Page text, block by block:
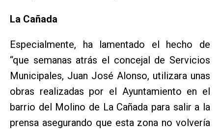
La Cañada
Especialmente, ha lamentado el hecho de
“que semanas atrás el concejal de Servicios
Municipales, Juan José Alonso, utilizara unas
obras realizadas por el Ayuntamiento en el
barrio del Molino de La Cañada para salir a la
prensa asegurando que esta zona no volvería